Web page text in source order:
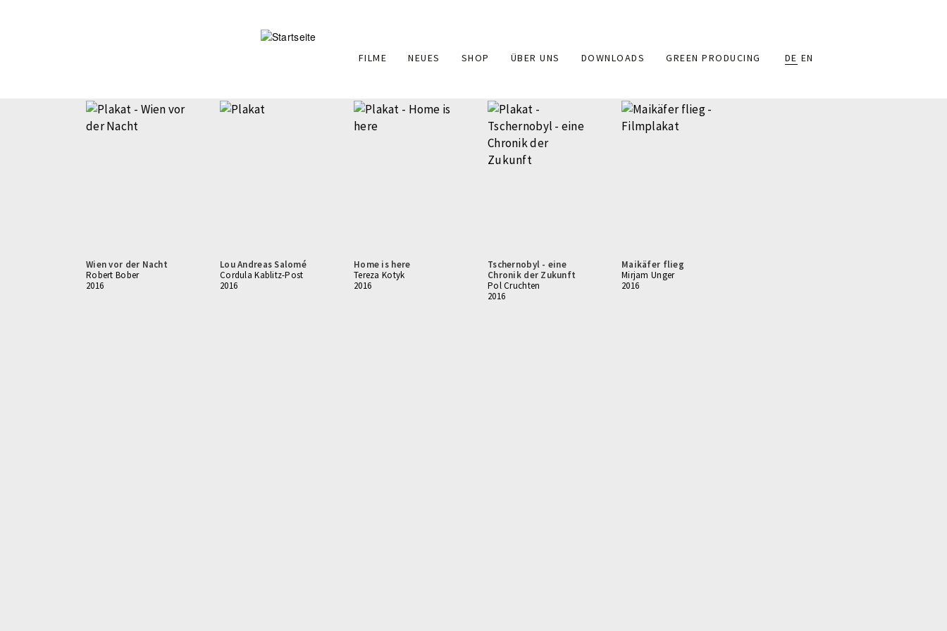
Main
FILME NEUES SHOP ÜBER UNS DOWNLOADS GREEN PRODUCING DE EN
Wien vor der Nacht
Robert Bober
2016
Lou Andreas Salomé
Cordula Kablitz-Post
2016
Home is here
Tereza Kotyk
2016
Tschernobyl - eine
Chronik der Zukunft
Pol Cruchten
2016
Maikäfer flieg
Mirjam Unger
2016